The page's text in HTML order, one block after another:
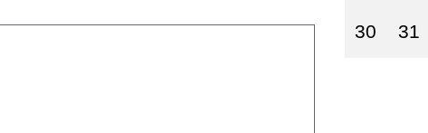
30 31